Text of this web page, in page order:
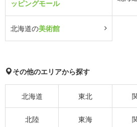
ッピングモール
北海道の美術館
その他のエリアから探す
北海道 東北
北陸 東海